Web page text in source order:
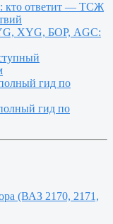
кто ответит — ТСЖ
XYG, БОР, AGC:
гид по
гид по
(ВАЗ 2170, 2171,